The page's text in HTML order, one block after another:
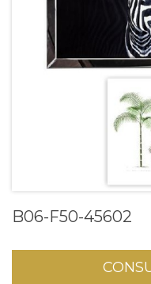
B06-F50-45602